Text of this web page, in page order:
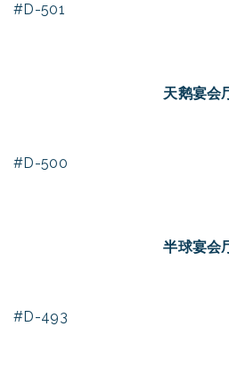
#D-501
天鹅宴会
#D-500
半球宴会
#D-493